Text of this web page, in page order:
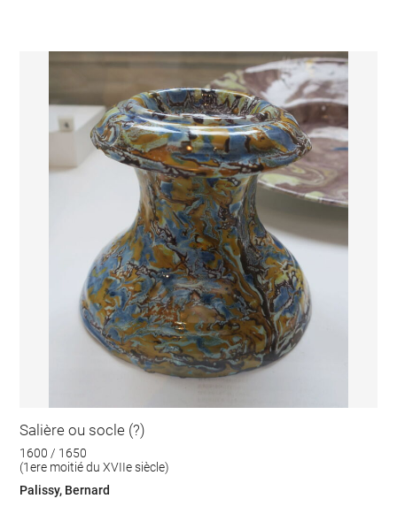
Salière ou socle (?)
1600 / 1650
(1ere moitié du XVIIe siècle)
Palissy, Bernard